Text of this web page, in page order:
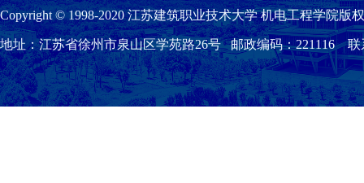
Copyright © 1998-2020 江苏建筑职业技术大学 机电工程学院版
地址：江苏省徐州市泉山区学苑路26号 邮政编码：221116 联